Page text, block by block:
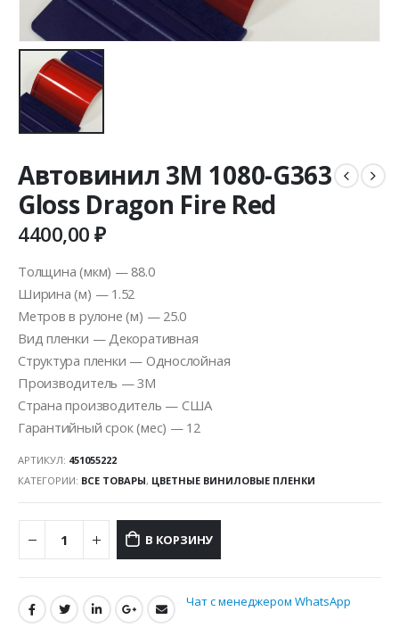
Автовинил 3M 1080-G363
Gloss Dragon Fire Red
4400,00₽
Толщина (мкм) — 88.0
Ширина (м) — 1.52
Метров в рулоне (м) — 25.0
Вид пленки — Декоративная
Структура пленки — Однослойная
Производитель — 3M
Страна производитель — США
Гарантийный срок (мес) — 12
АРТИКУЛ: 451055222
КАТЕГОРИИ: ВСЕ ТОВАРЫ, ЦВЕТНЫЕ ВИНИЛОВЫЕ ПЛЕНКИ
В КОРЗИНУ
Чат с менеджером WhatsApp